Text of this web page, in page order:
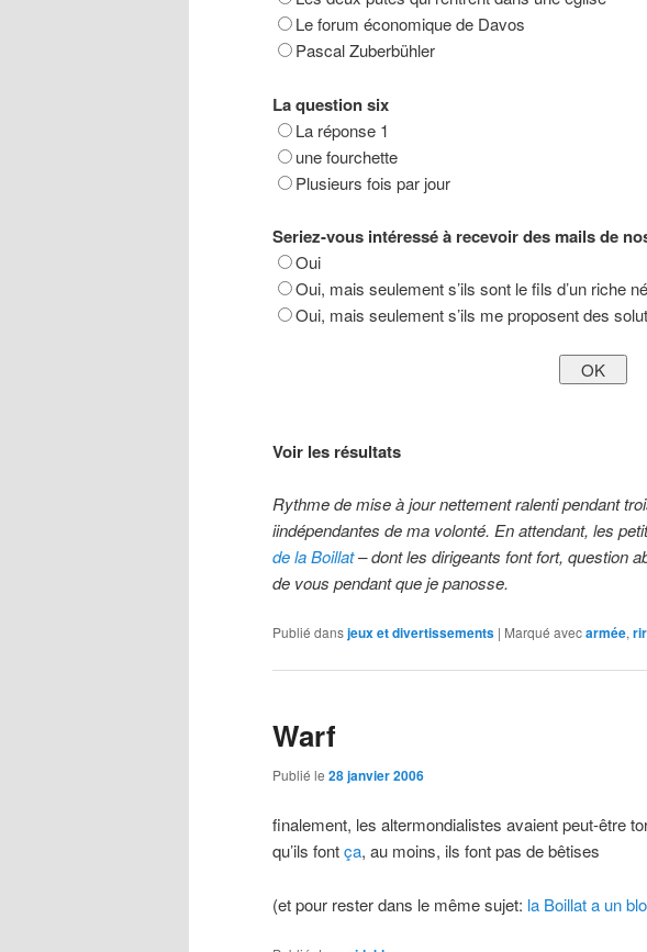
Le forum économique de Davos
Pascal Zuberbühler
La question six
La réponse 1
une fourchette
Plusieurs fois par jour
Seriez-vous intéressé à recevoir des mails de
Oui
Oui, mais seulement s’ils sont le fils d’un riche
Oui, mais seulement s’ils me proposent des
Voir les résultats
Rythme de mise à jour nettement ralenti pendant
iindépendantes de ma volonté. En attendant, les
de la Boillat– dont les dirigeants font fort, question
de vous pendant que je panosse.
Publié dansjeux et divertissements | Marqué avecarmée,
Warf
Publié le 28 janvier 2006
finalement, les altermondialistes avaient peut-être
qu’ils fontça, au moins, ils font pas de bêtises
(et pour rester dans le même sujet: la Boillat a un